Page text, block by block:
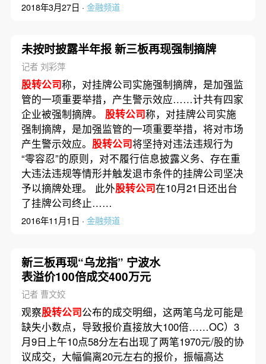
2018年3月27日 · 金融频道
未按时披露半年报 新三板再现强制摘牌
记者 刘彩萍
股转公司称，对挂牌公司实施强制摘牌，是加强监
管的一项重要举措，产生警示效应……计共有四家
企业被强制摘牌。 股转公司称，对挂牌公司实施
强制摘牌，是加强监管的一项重要举措，将对市场
产生警示效应。 股转公司将坚持对违法违规行为
“零容忍”的原则，对不履行信息披露义务、存在重
大违法违规等情形并触发退市条件的挂牌公司坚决
予以摘牌处理。 此外股转公司在10月21日还出台
了挂牌公司终止……
2016年11月1日 · 金融频道
新三板再现“乌龙指” 宁波水
表溢价100倍成交400万元
记者 曹文姣
观察股转公司公布的成交明细，这两笔乌龙可能是
缺失小数点，导致报价直接放大100倍……OC）3
月9日上午10点58分左右出现了两笔1970元/股的协
议成交，大幅偏离20元左右的报价，振幅高达